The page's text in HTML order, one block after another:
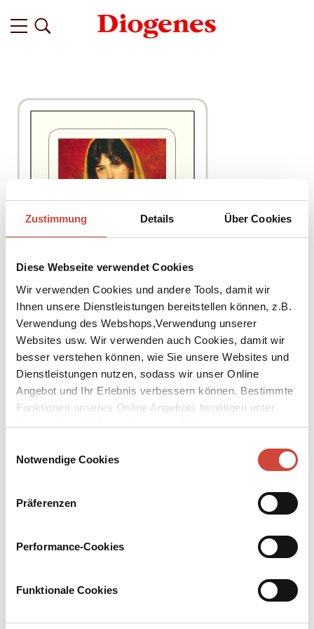
Zustimmung Details Über Cookies
Diese Webseite verwendet Cookies
Wir verwenden Cookies und andere Tools, damit wir
Ihnen unsere Dienstleistungen bereitstellen können, z.B.
Verwendung des Webshops,Verwendung unserer
Websites usw. Wir verwenden auch Cookies, damit wir
besser verstehen können, wie Sie unsere Websites und
Dienstleistungen nutzen, sodass wir unser Online
Angebot und Ihr Erlebnis verbessern können. Bestimmte
Funktionen unseres Online Angebots benötigen unter
Umständen die Verwendung von Cookies von
Notwendige Cookies
Präferenzen
Performance-Cookies
Funktionale Cookies
Download Bilddatei ↘
Abschied von Sansibar
Eine Prinzessin von Sansibar, die mit einem Hamburger Kaufmann
durchbrennt. Mit dieser verbotenen Liebe beginnt Ende des 19.
Europa und der arabischen Welt. Ein historischer Roman nach der
Mehr zum Inhalt
336 Seiten (Printausgabe)